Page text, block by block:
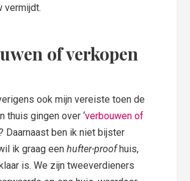
vermijdt.
of verkopen
ook mijn vereiste toen de
thuis gingen over ‘verbouwen of
Daarnaast ben ik niet bijster
ik graag eenhufter-proofhuis,
is. We zijn tweeverdieners